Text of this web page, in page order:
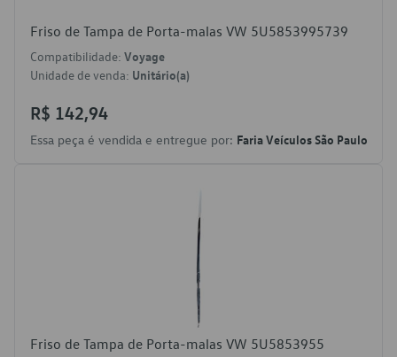
Friso de Tampa de Porta-malas VW 5U5853995739
Compatibilidade: Voyage
Unidade de venda: Unitário(a)
R$ 142,94
Essa peça é vendida e entregue por: Faria Veículos São Paulo
Friso de Tampa de Porta-malas VW 5U5853955